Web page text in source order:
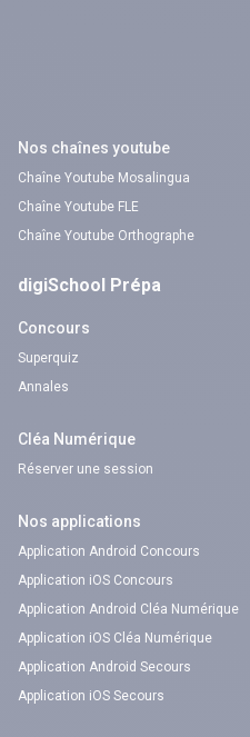
Nos chaînes youtube
Chaîne Youtube Mosalingua
Chaîne Youtube FLE
Chaîne Youtube Orthographe
digiSchool Prépa
Concours
Superquiz
Annales
Cléa Numérique
Réserver une session
Nos applications
Application Android Concours
Application iOS Concours
Application Android Cléa Numérique
Application iOS Cléa Numérique
Application Android Secours
Application iOS Secours